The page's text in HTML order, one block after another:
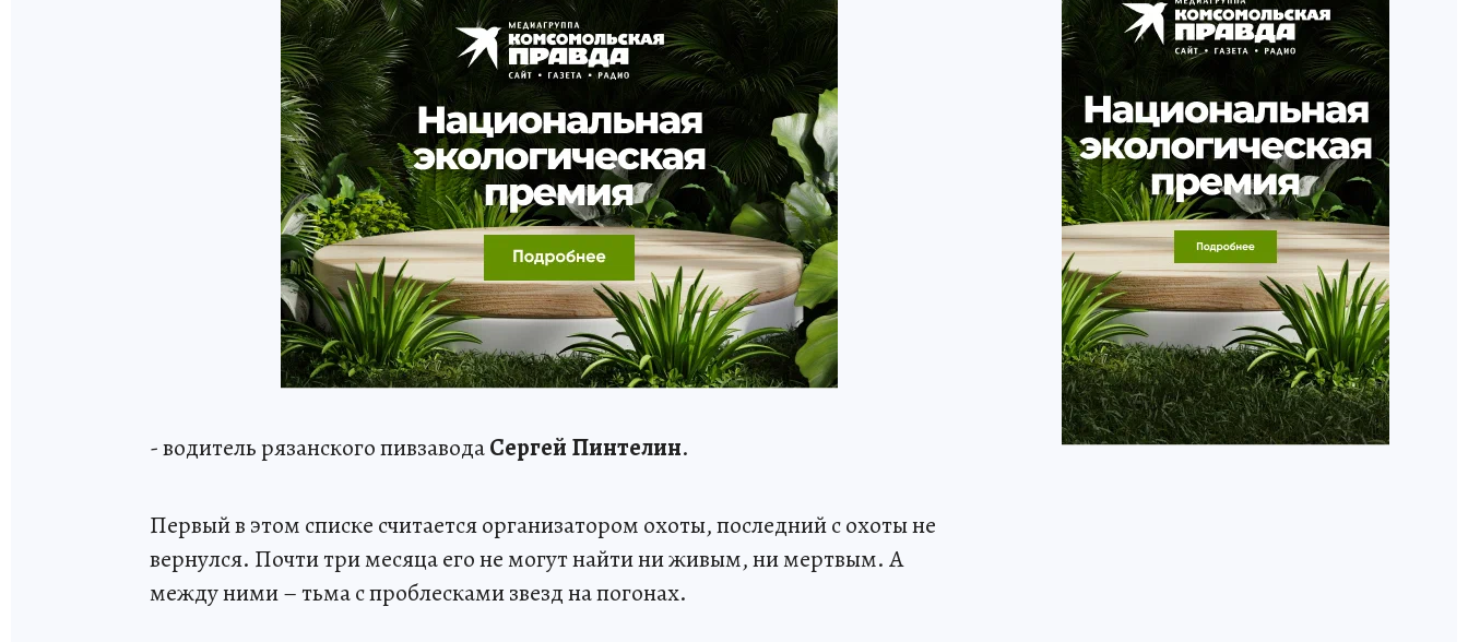
- водитель рязанского пивзаводаСергей Пинтелин.
Первый в этом списке считается организатором охоты, последний с охоты не
вернулся. Почти три месяца его не могут найти ни живым, ни мертвым. А
между ними – тьма с проблесками звезд на погонах.